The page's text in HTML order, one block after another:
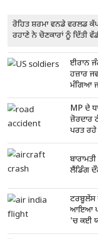
ਰੋਹਿਤ ਸ਼ਰਮਾ ਵਨਡੇ ਵਰਲਡ
ਰਹਾਣੇ ਨੇ ਚੋਣਕਾਰਾਂ ਨੂੰ ਦਿੱਤੀ
ਈਰਾਨ
ਹਜ਼ਾਰ
ਮੰਗਿਆ
MP ਦੇ
ਜ਼ੋਰਦਾਰ
ਪਰਤ ਰਹੇ
ਲੈਂਡਿੰਗ
ਟਰਬੂਲੇਂਸ
ਆਇਆ
'ਚ ਕਈ